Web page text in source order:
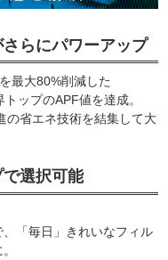
らにパワーアップ
最大80%削減した
ップのAPF値を達成。
の省エネ技術を結集して大
選択可能
「毎日」きれいなフィル